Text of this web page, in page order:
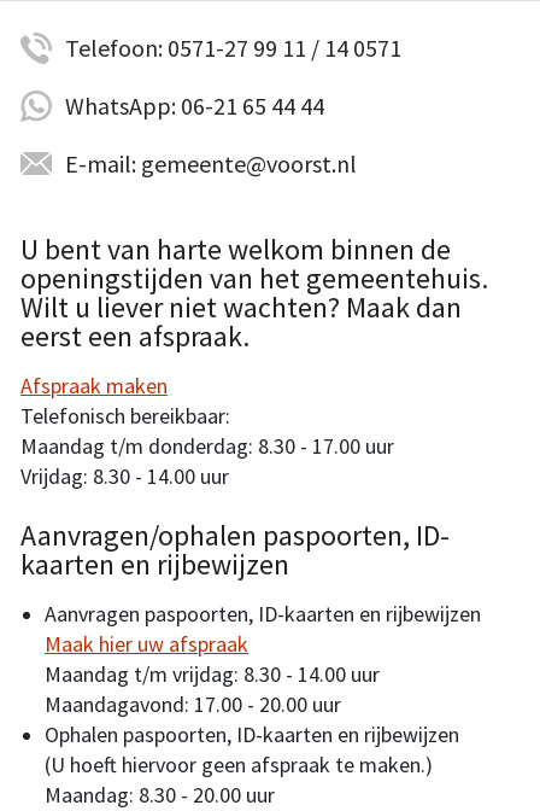
Telefoon: 0571-27 99 11 / 14 0571
WhatsApp: 06-21 65 44 44
E-mail: gemeente@voorst.nl
U bent van harte welkom binnen de
openingstijden van het gemeentehuis.
Wilt u liever niet wachten? Maak dan
eerst een afspraak.
Afspraak maken
Telefonisch bereikbaar:
Maandag t/m donderdag: 8.30 - 17.00 uur
Vrijdag: 8.30 - 14.00 uur
Aanvragen/ophalen paspoorten, ID-
kaarten en rijbewijzen
Aanvragen paspoorten, ID-kaarten en rijbewijzen
Maak hier uw afspraak
Maandag t/m vrijdag: 8.30 - 14.00 uur
Maandagavond: 17.00 - 20.00 uur
Ophalen paspoorten, ID-kaarten en rijbewijzen
(U hoeft hiervoor geen afspraak te maken.)
Maandag: 8.30 - 20.00 uur